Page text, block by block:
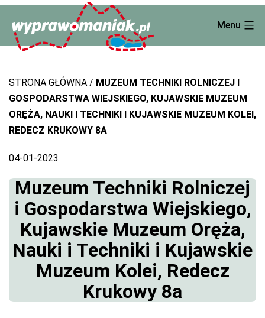
content
Menu
STRONA GŁÓWNA
MUZEUM TECHNIKI ROLNICZEJ I
GOSPODARSTWA WIEJSKIEGO, KUJAWSKIE MUZEUM
ORĘŻA, NAUKI I TECHNIKI I KUJAWSKIE MUZEUM KOLEI,
REDECZ KRUKOWY 8A
04-01-2023
Muzeum Techniki Rolniczej
i Gospodarstwa Wiejskiego,
Kujawskie Muzeum Oręża,
Nauki i Techniki i Kujawskie
Muzeum Kolei, Redecz
Krukowy 8a